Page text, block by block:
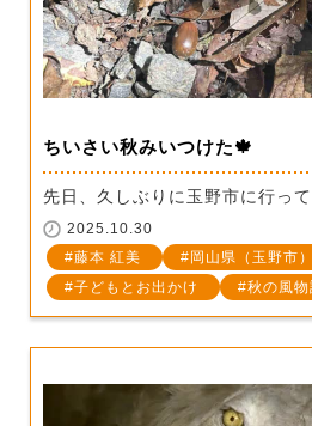
ちいさい秋みいつけた🍁
先日、久しぶりに玉野市に行っ
2025.10.30
藤本 紅美
岡山県（玉野市）
子どもとお出かけ
秋の風物